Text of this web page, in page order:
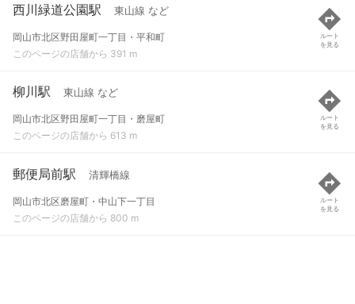
西川緑道公園駅 東山線 など
岡山市北区野田屋町一丁目・平和町
このページの店舗から 391 m
ルート
を見る
柳川駅 東山線 など
岡山市北区野田屋町一丁目・磨屋町
このページの店舗から 613 m
ルート
を見る
郵便局前駅 清輝橋線
岡山市北区磨屋町・中山下一丁目
このページの店舗から 800 m
ルート
を見る